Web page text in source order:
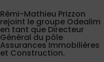
Rémi-Mathieu Prizzon
rejoint le groupe Odealim
en tant que Directeur
Général du pôle
Assurances Immobilières
et Construction.